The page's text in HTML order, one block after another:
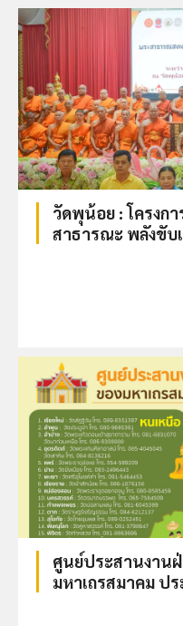
วัดพุน้อย : โครงก
สาธารณะ พลังขับ
ศูนย์ประสานงาน
มหาเถรสมาคม ป